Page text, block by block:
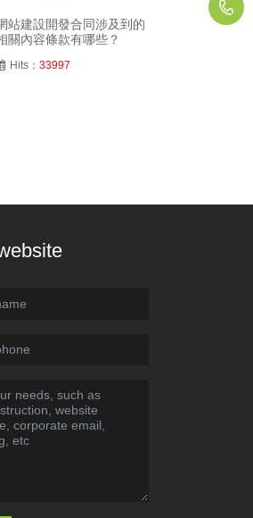
站建設開發合同涉及到的
關內容條款有哪些？
Hits： 33997